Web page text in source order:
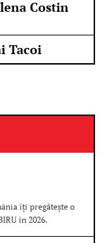
Costin
Tacoi
îți pregătește o
în 2026.